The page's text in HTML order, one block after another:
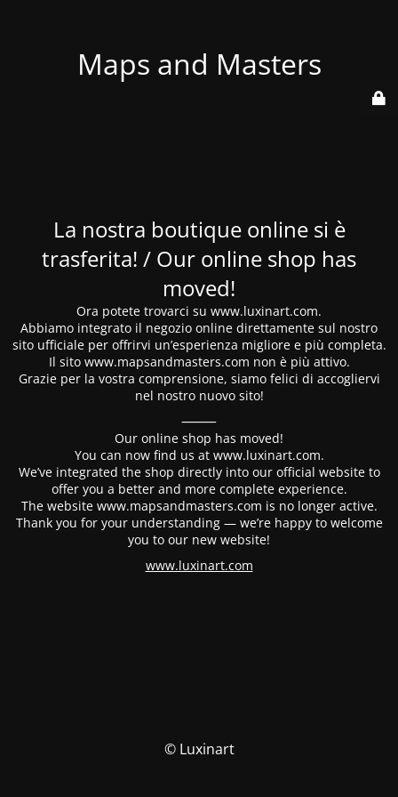
Maps and Masters
La nostra boutique online si è
trasferita! / Our online shop has
moved!
Ora potete trovarci su www.luxinart.com.
Abbiamo integrato il negozio online direttamente sul nostro
sito ufficiale per offrirvi un’esperienza migliore e più completa.
Il sito www.mapsandmasters.com non è più attivo.
Grazie per la vostra comprensione, siamo felici di accogliervi
nel nostro nuovo sito!
⸻
Our online shop has moved!
You can now find us at www.luxinart.com.
We’ve integrated the shop directly into our official website to
offer you a better and more complete experience.
The website www.mapsandmasters.com is no longer active.
Thank you for your understanding — we’re happy to welcome
you to our new website!
www.luxinart.com
© Luxinart